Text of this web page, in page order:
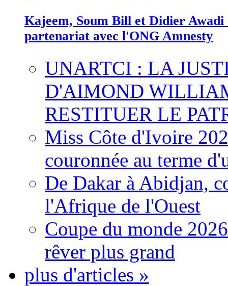
Kajeem, Soum Bill et Didier
partenariat avec l'ONG Amnesty
UNARTCI : LA
D'AIMOND
RESTITUER LE
Miss Côte d'Ivoire
couronnée au terme
De Dakar à Abidjan,
l'Afrique de l'Ouest
Coupe du monde
rêver plus grand
plus d'articles »